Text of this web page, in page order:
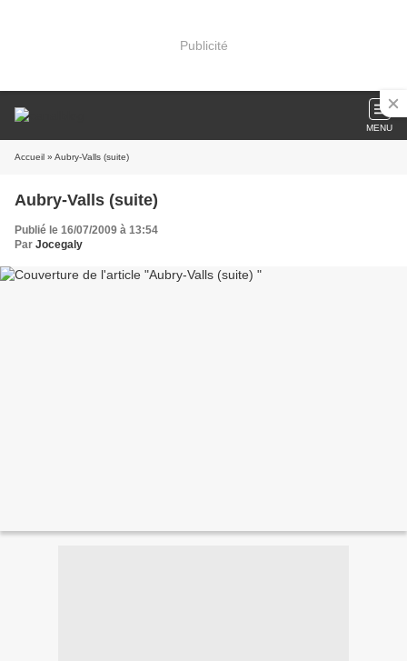
Publicité
MENU
Accueil » Aubry-Valls (suite)
Aubry-Valls (suite)
Publié le 16/07/2009 à 13:54
Par Jocegaly